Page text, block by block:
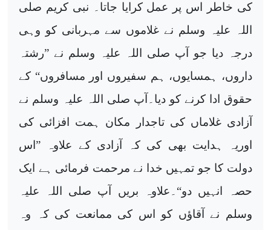
کی خاطر اس پر عمل کرایا جاتا۔ نبی کریم صلی
اللہ علیہ وسلم نے غلاموں سے مہربانی کو وہی
درجہ دیا جو آپ صلی اللہ علیہ وسلم نے ”رشتہ
داروں، ہمسایوں، ہم سفیروں اور مسافروں“ کے
حقوق ادا کرنے کو دیا۔آپ صلی اللہ علیہ وسلم نے
آزادی غلاماں کی تاجدار مکان ہمت افزائی کی
اوریہ ہدایت بھی کی کہ آزادی کے علاوہ ”اس
دولت کا جو تمہیں خدا نے مرحمت فرمائی ہے ایک
حصہ انہیں دو“۔علاوہ بریں آپ صلی اللہ علیہ
وسلم نے آقاؤں کو اس کی ممانعت کی کہ وہ